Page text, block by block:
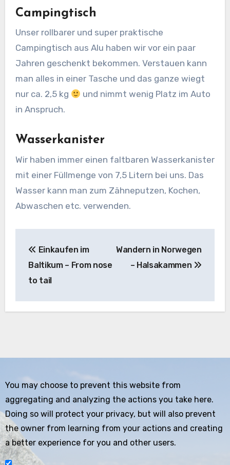
Campingtisch
Unser rollbarer und super praktische
Campingtisch aus Alu haben wir vor ein paar
Jahren geschenkt bekommen. Verstauen kann
man alles in einer Tasche und das ganze wiegt
nur ca. 2,5 kg
und nimmt wenig Platz im Auto
in Anspruch.
Wasserkanister
Wir haben immer einen faltbaren Wasserkanister
mit einer Füllmenge von 7,5 Litern bei uns. Das
Wasser kann man zum Zähneputzen, Kochen,
Abwaschen etc. verwenden.
Einkaufen im
Baltikum – From nose
to tail
Wandern in Norwegen
– Halsakammen
You may choose to prevent this website from
aggregating and analyzing the actions you take here.
Doing so will protect your privacy, but will also prevent
the owner from learning from your actions and creating
a better experience for you and other users.